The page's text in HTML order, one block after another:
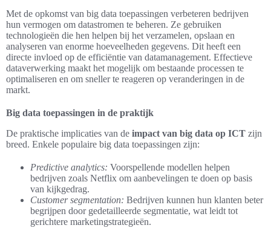
Met de opkomst van big data toepassingen verbeteren bedrijven
hun vermogen om datastromen te beheren. Ze gebruiken
technologieën die hen helpen bij het verzamelen, opslaan en
analyseren van enorme hoeveelheden gegevens. Dit heeft een
directe invloed op de efficiëntie van datamanagement. Effectieve
dataverwerking maakt het mogelijk om bestaande processen te
optimaliseren en om sneller te reageren op veranderingen in de
markt.
Big data toepassingen in de praktijk
De praktische implicaties van de impact van big data op ICT zijn
breed. Enkele populaire big data toepassingen zijn:
Predictive analytics: Voorspellende modellen helpen
bedrijven zoals Netflix om aanbevelingen te doen op basis
van kijkgedrag.
Customer segmentation: Bedrijven kunnen hun klanten beter
begrijpen door gedetailleerde segmentatie, wat leidt tot
gerichtere marketingstrategieën.